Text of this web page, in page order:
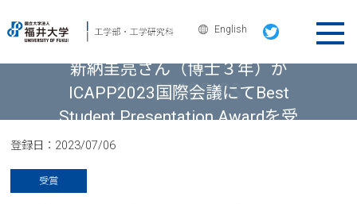
English
新納圭亮さん（博士３年）が
ICAPP2023国際会議にてBest
Student Presentation Awardを受
登録日： 2023/07/06
受賞